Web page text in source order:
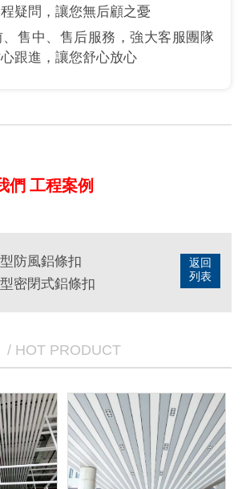
疑問，讓您無后顧之憂
售中、售后服務，強大客服團隊
跟進，讓您舒心放心
們 工程案例
返回
列表
防風鋁條扣
密閉式鋁條扣
/ HOT PRODUCT